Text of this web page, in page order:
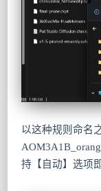
以这种规则命名
持【自动】选项